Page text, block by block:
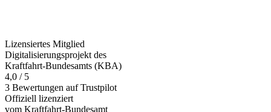
Lizensiertes Mitglied
Digitalisierungsprojekt des
Kraftfahrt-Bundesamts (KBA)
4,0 / 5
3 Bewertungen auf Trustpilot
Offiziell lizenziert
vom Kraftfahrt-Bundesamt